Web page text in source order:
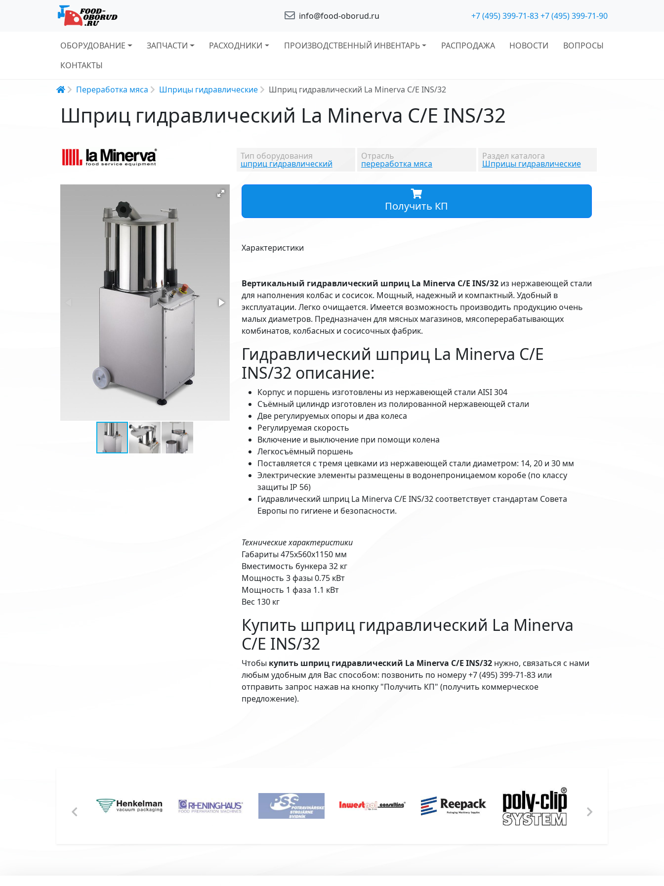
info@food-oborud.ru +7 (495) 399-71-83+7 (495) 399-71-90
Основная навигация
ОБОРУДОВАНИЕ ЗАПЧАСТИ РАСХОДНИКИ ПРОИЗВОДСТВЕННЫЙ ИНВЕНТАРЬ РАСПРОДАЖА НОВОСТИ
ВОПРОСЫ
КОНТАКТЫ
Строка навигации
Переработка мяса Шприцы гидравлические Шприц гидравлический La Minerva C/E INS/32
Шприц гидравлический La Minerva C/E INS/32
Тип оборудования
шприц гидравлический
Отрасль
переработка мяса
Раздел каталога
Шприцы гидравлические
Получить КП
Характеристики
Вертикальный гидравлический шприц La Minerva C/E INS/32из нержавеющей стали
для наполнения колбас и сосисок. Мощный, надежный и компактный. Удобный в
эксплуатации. Легко очищается. Имеется возможность производить продукцию очень
малых диаметров. Предназначен для мясных магазинов, мясоперерабатывающих
комбинатов, колбасных и сосисочных фабрик.
Гидравлический шприц La Minerva C/E
INS/32 описание:
Корпус и поршень изготовлены из нержавеющей стали AISI 304
Съёмный цилиндр изготовлен из полированной нержавеющей стали
Две регулируемых опоры и два колеса
Регулируемая скорость
Включение и выключение при помощи колена
Легкосъёмный поршень
Поставляется с тремя цевками из нержавеющей стали диаметром: 14, 20 и 30 мм
Электрические элементы размещены в водонепроницаемом коробе (по классу
защиты IP 56)
Гидравлический шприц La Minerva C/E INS/32 соответствует стандартам Совета
Европы по гигиене и безопасности.
Технические характеристики
Габариты 475x560x1150 мм
Вместимость бункера 32 кг
Мощность 3 фазы 0.75 кВт
Мощность 1 фаза 1.1 кВт
Вес 130 кг
Купить шприц гидравлический La Minerva
C/E INS/32
Чтобы купить шприц гидравлический La Minerva C/E INS/32нужно, связаться с нами
любым удобным для Вас способом: позвонить по номеру +7 (495) 399-71-83 или
отправить запрос нажав на кнопку "Получить КП" (получить коммерческое
предложение).